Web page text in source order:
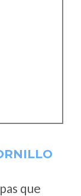
que